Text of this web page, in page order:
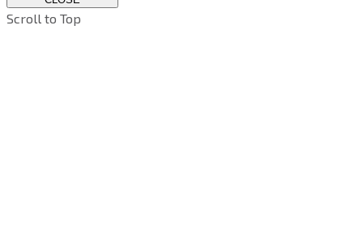
Scroll to Top